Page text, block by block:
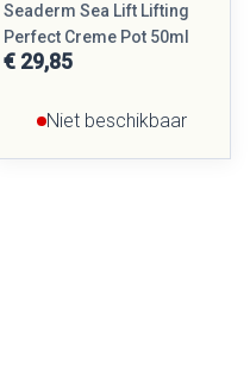
Seaderm Sea Lift Lifting
Perfect Creme Pot 50ml
€ 29,85
Niet beschikbaar